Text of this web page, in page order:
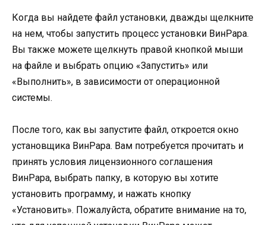
Когда вы найдете файл установки, дважды щелкните
на нем, чтобы запустить процесс установки ВинРара.
Вы также можете щелкнуть правой кнопкой мыши
на файле и выбрать опцию «Запустить» или
«Выполнить», в зависимости от операционной
системы.
После того, как вы запустите файл, откроется окно
установщика ВинРара. Вам потребуется прочитать и
принять условия лицензионного соглашения
ВинРара, выбрать папку, в которую вы хотите
установить программу, и нажать кнопку
«Установить». Пожалуйста, обратите внимание на то,